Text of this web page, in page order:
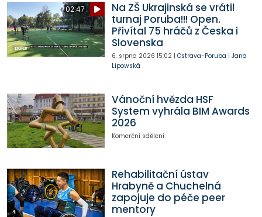
02:47
Na ZŠ Ukrajinská se vrátil
turnaj Poruba!!! Open.
Přivítal 75 hráčů z Česka i
Slovenska
6. srpna 2026 15:02| Ostrava-Poruba | Jana
Lipowská
Vánoční hvězda HSF
System vyhrála BIM Awards
2026
Komerční sdělení
Rehabilitační ústav
Hrabyně a Chuchelná
zapojuje do péče peer
mentory